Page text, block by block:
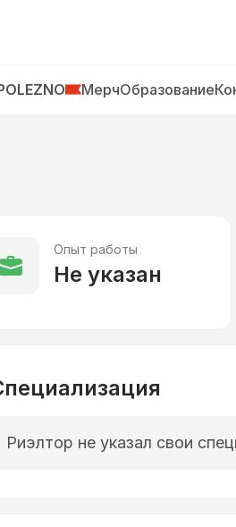
МерчОбразование
Опыт работы
Не указан
Риэлтор не указал свои